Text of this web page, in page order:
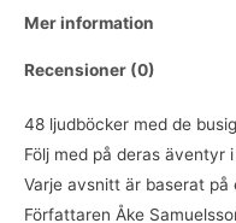
Mer information
Recensioner (0)
48 ljudböcker med de
Följ med på deras äventyr
Varje avsnitt är baserat på
Författaren Åke